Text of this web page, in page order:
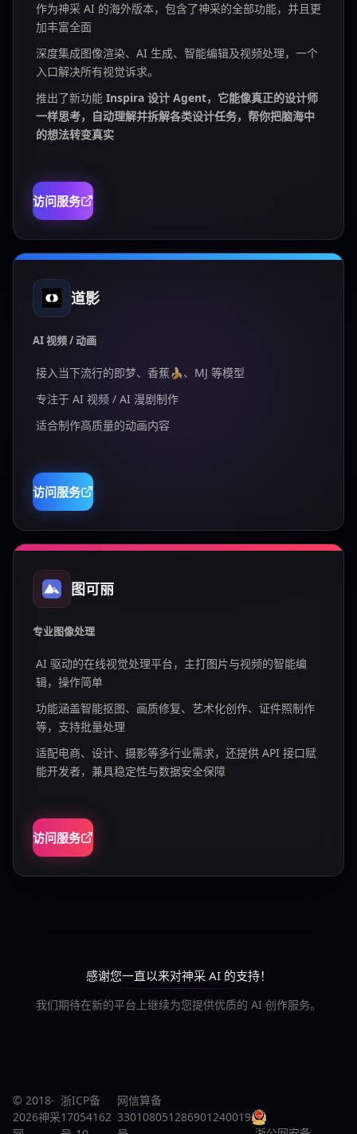
作为神采 AI 的海外版本，包含了神采的全部功能，并且更
加丰富全面
深度集成图像渲染、AI 生成、智能编辑及视频处理，一个
入口解决所有视觉诉求。
推出了新功能 Inspira 设计 Agent，它能像真正的设计师
一样思考，自动理解并拆解各类设计任务，帮你把脑海中
的想法转变真实
访问服务
道影
AI 视频 / 动画
接入当下流行的即梦、香蕉🍌、MJ 等模型
专注于 AI 视频 / AI 漫剧制作
适合制作高质量的动画内容
访问服务
图可丽
专业图像处理
AI 驱动的在线视觉处理平台，主打图片与视频的智能编
辑，操作简单
功能涵盖智能抠图、画质修复、艺术化创作、证件照制作
等，支持批量处理
适配电商、设计、摄影等多行业需求，还提供 API 接口赋
能开发者，兼具稳定性与数据安全保障
访问服务
感谢您一直以来对神采 AI 的支持！
我们期待在新的平台上继续为您提供优质的 AI 创作服务。
© 2018-
2026神采
浙ICP备
17054162
网信算备
330108051286901240019